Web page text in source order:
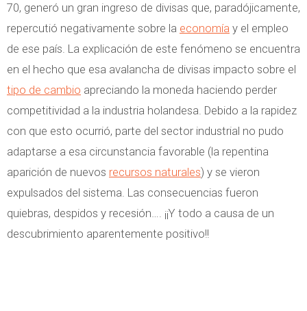
70, generó un gran ingreso de divisas que, paradójicamente,
repercutió negativamente sobre la economía y el empleo
de ese país. La explicación de este fenómeno se encuentra
en el hecho que esa avalancha de divisas impacto sobre el
tipo de cambio apreciando la moneda haciendo perder
competitividad a la industria holandesa. Debido a la rapidez
con que esto ocurrió, parte del sector industrial no pudo
adaptarse a esa circunstancia favorable (la repentina
aparición de nuevos recursos naturales) y se vieron
expulsados del sistema. Las consecuencias fueron
quiebras, despidos y recesión…. ¡¡Y todo a causa de un
descubrimiento aparentemente positivo!!